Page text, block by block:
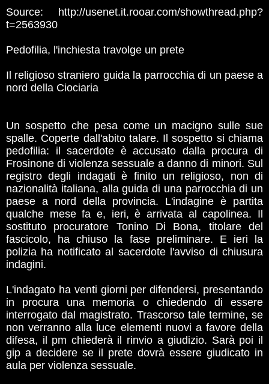
Source: http://usenet.it.rooar.com/showthread.php?
t=2563930
Pedofilia, l'inchiesta travolge un prete
Il religioso straniero guida la parrocchia di un paese a
nord della Ciociaria
Un sospetto che pesa come un macigno sulle sue
spalle. Coperte dall'abito talare. Il sospetto si chiama
pedofilia: il sacerdote è accusato dalla procura di
Frosinone di violenza sessuale a danno di minori. Sul
registro degli indagati è finito un religioso, non di
nazionalità italiana, alla guida di una parrocchia di un
paese a nord della provincia. L'indagine è partita
qualche mese fa e, ieri, è arrivata al capolinea. Il
sostituto procuratore Tonino Di Bona, titolare del
fascicolo, ha chiuso la fase preliminare. E ieri la
polizia ha notificato al sacerdote l'avviso di chiusura
indagini.
L'indagato ha venti giorni per difendersi, presentando
in procura una memoria o chiedendo di essere
interrogato dal magistrato. Trascorso tale termine, se
non verranno alla luce elementi nuovi a favore della
difesa, il pm chiederà il rinvio a giudizio. Sarà poi il
gip a decidere se il prete dovrà essere giudicato in
aula per violenza sessuale.